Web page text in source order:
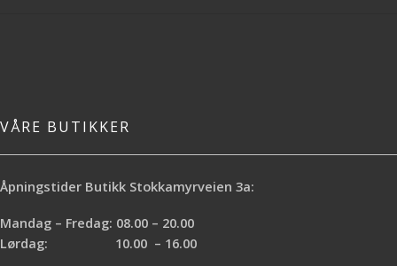
VÅRE BUTIKKER
Åpningstider Butikk Stokkamyrveien 3a:
Mandag – Fredag: 08.00 – 20.00
Lørdag: 10.00 – 16.00